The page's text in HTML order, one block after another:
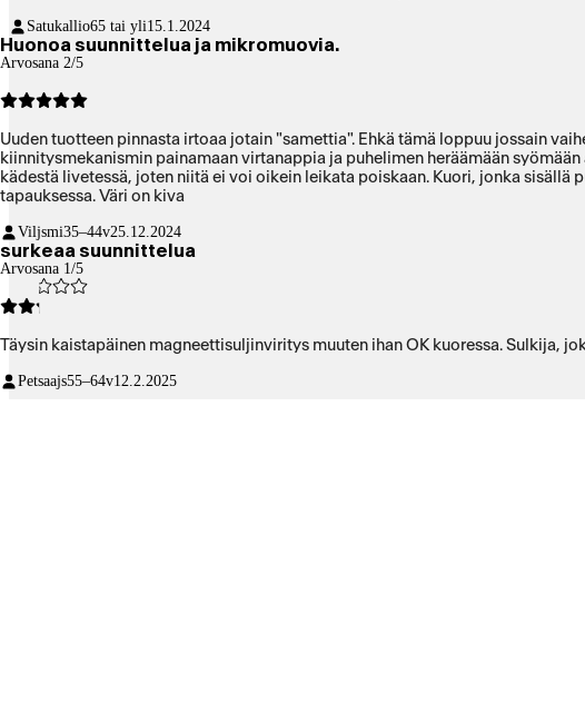
Satukallio65 tai yli15.1.2024
Huonoa suunnittelua ja mikromuovia.
Arvosana 2/5
Uuden tuotteen pinnasta irtoaa jotain "samettia". Ehkä tämä loppuu jossain
kiinnitysmekanismin painamaan virtanappia ja puhelimen heräämään
kädestä livetessä, joten niitä ei voi oikein leikata poiskaan. Kuori, jonka
tapauksessa. Väri on kiva
Viljsmi35–44v25.12.2024
surkeaa suunnittelua
Arvosana 1/5
Täysin kaistapäinen magneettisuljinviritys muuten ihan OK kuoressa. Sulkija,
Petsaajs55–64v12.2.2025